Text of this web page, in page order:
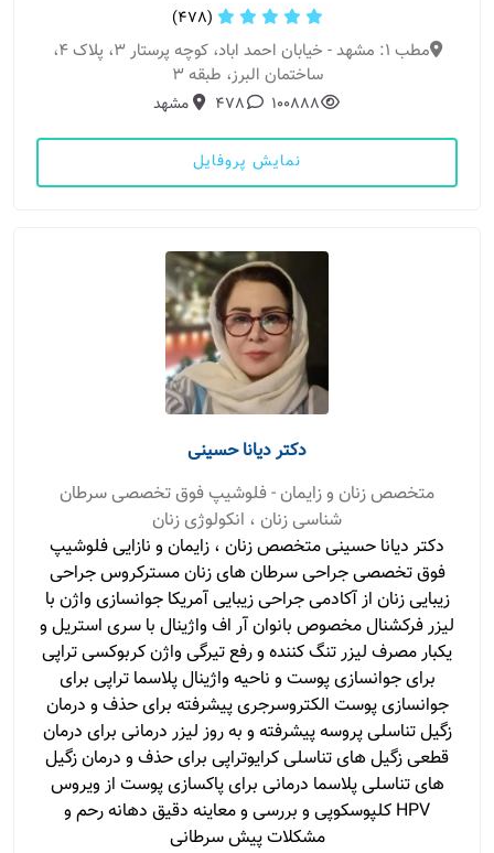
(478)
مطب 1: مشهد - خیابان احمد اباد، کوچه پرستار 3، پلاک 4،
ساختمان البرز، طبقه 3
100888
478 مشهد
نمایش پروفایل
دکتر دیانا حسینی
متخصص زنان و زایمان - فلوشیپ فوق تخصصی سرطان
شناسی زنان ، انکولوژی زنان
دکتر دیانا حسینی متخصص زنان ، زایمان و نازایی فلوشیپ
فوق تخصصی جراحی سرطان های زنان مسترکروس جراحی
زیبایی زنان از آکادمی جراحی زیبایی آمریکا جوانسازی واژن با
لیزر فرکشنال مخصوص بانوان آر اف واژینال با سری استریل و
یکبار مصرف لیزر تنگ کننده و رفع تیرگی واژن کربوکسی تراپی
برای جوانسازی پوست و ناحیه واژینال پلاسما تراپی برای
جوانسازی پوست الکتروسرجری پیشرفته برای حذف و درمان
زگیل تناسلی پروسه پیشرفته و به روز لیزر درمانی برای درمان
قطعی زگیل های تناسلی کرایوتراپی برای حذف و درمان زگیل
های تناسلی پلاسما درمانی برای پاکسازی پوست از ویروس
HPV کلپوسکوپی و بررسی و معاینه دقیق دهانه رحم و
مشکلات پیش سرطانی